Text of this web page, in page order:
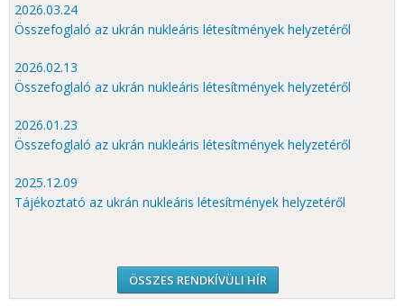
2026.03.24
Összefoglaló az ukrán nukleáris létesítmények helyzetéről
2026.02.13
Összefoglaló az ukrán nukleáris létesítmények helyzetéről
2026.01.23
Összefoglaló az ukrán nukleáris létesítmények helyzetéről
2025.12.09
Tájékoztató az ukrán nukleáris létesítmények helyzetéről
ÖSSZES RENDKÍVÜLI HÍR